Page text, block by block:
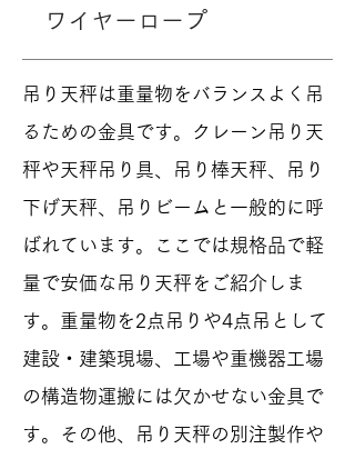
ワイヤーロープ
吊り天秤は重量物をバランスよく吊
るための金具です。クレーン吊り天
秤や天秤吊り具、吊り棒天秤、吊り
下げ天秤、吊りビームと一般的に呼
ばれています。ここでは規格品で軽
量で安価な吊り天秤をご紹介しま
す。重量物を2点吊りや4点吊として
建設・建築現場、工場や重機器工場
の構造物運搬には欠かせない金具で
す。その他、吊り天秤の別注製作や